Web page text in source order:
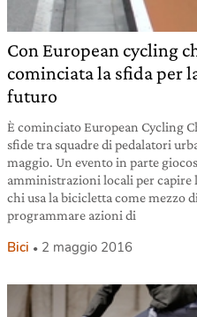
Con European cycling
cominciata la sfida per
futuro
È cominciato European Cycling
sfide tra squadre di pedalatori
maggio. Un evento in parte
amministrazioni locali per capire
chi usa la bicicletta come mezzo
programmare azioni di
Bici 2 maggio 2016